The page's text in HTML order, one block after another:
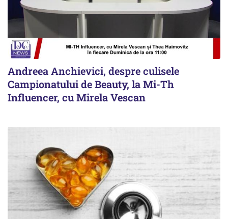
Andreea Anchievici, despre culisele
Campionatului de Beauty, la Mi-Th
Influencer, cu Mirela Vescan